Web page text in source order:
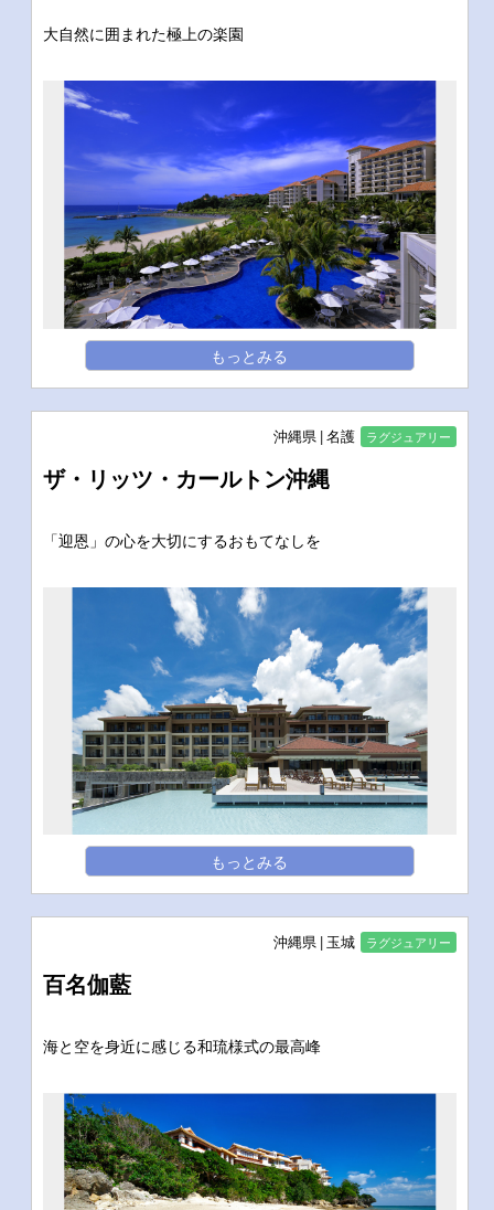
大自然に囲まれた極上の楽園
もっとみる
沖縄県 名護 ラグジュアリー
ザ・リッツ・カールトン沖縄
「迎恩」の心を大切にするおもてなしを
もっとみる
沖縄県 玉城 ラグジュアリー
百名伽藍
海と空を身近に感じる和琉様式の最高峰